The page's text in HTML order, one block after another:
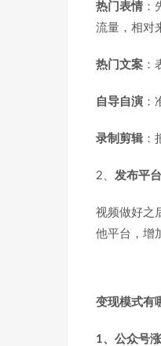
热门表情
流量，相对
热门文案
自导自演
录制剪辑：
2、 发布平
视频做好之
他平台，增
变现模式有
1、公众号